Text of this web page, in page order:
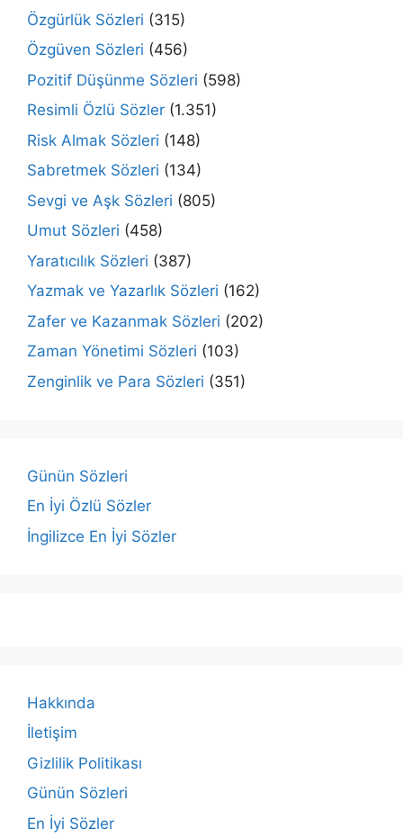
Özgürlük Sözleri (315)
Özgüven Sözleri (456)
Pozitif Düşünme Sözleri (598)
Resimli Özlü Sözler (1.351)
Risk Almak Sözleri (148)
Sabretmek Sözleri (134)
Sevgi ve Aşk Sözleri (805)
Umut Sözleri (458)
Yaratıcılık Sözleri (387)
Yazmak ve Yazarlık Sözleri (162)
Zafer ve Kazanmak Sözleri (202)
Zaman Yönetimi Sözleri (103)
Zenginlik ve Para Sözleri (351)
Günün Sözleri
En İyi Özlü Sözler
İngilizce En İyi Sözler
Hakkında
İletişim
Gizlilik Politikası
Günün Sözleri
En İyi Sözler